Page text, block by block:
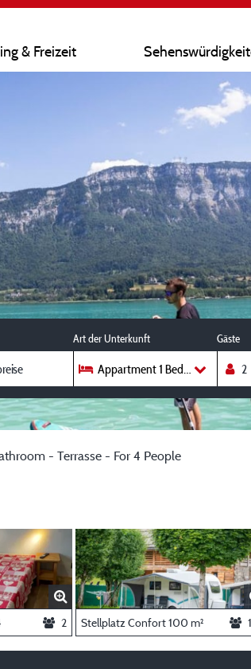
& Freizeit
Art der Unterkunft
Appartment 1 Bedroom -
Gäste
- Terrasse - For 4 People
2 Stellplatz Confort 100 m²